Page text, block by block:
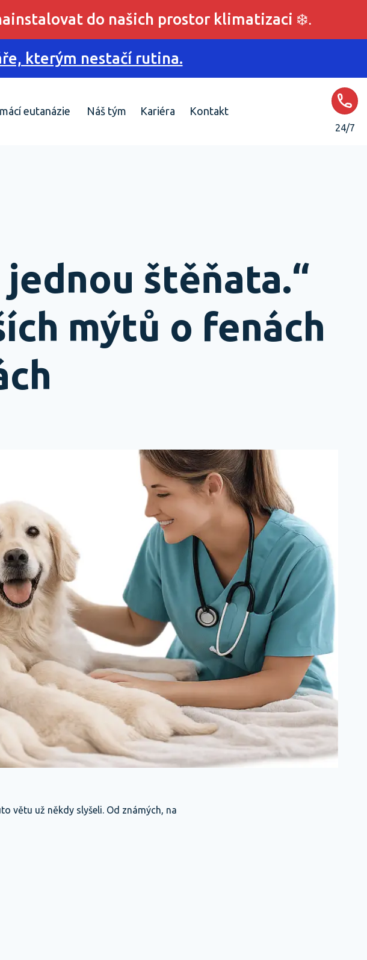
do našich prostor klimatizaci ❄️.
kterým nestačí rutina.
eutanázie Náš tým Kariéra Kontakt
24/7
štěňata.“
mýtů o fenách
větu už někdy slyšeli. Od známých, na